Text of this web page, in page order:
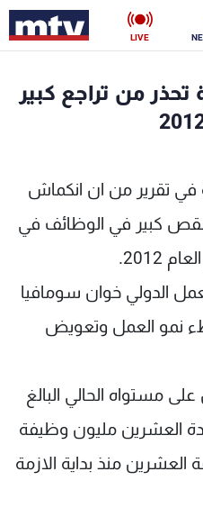
LIVE
من تراجع كبير
في تقرير من ان انكماش
بنقص كبير في الوظائف في
الدولي خوان سومافيا
نمو العمل وتعويض
مستواه الحالي البالغ
العشرين مليون وظيفة
منذ بداية الازمة
فن
رياضة